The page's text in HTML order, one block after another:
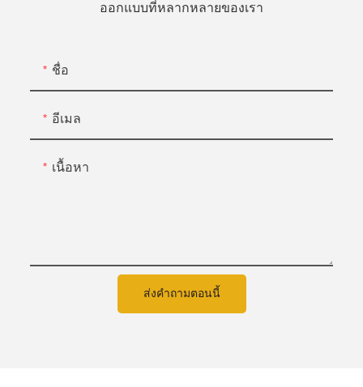
ออกแบบที่หลากหลายของเรา
ชื่อ
อีเมล
เนื้อหา
ส่งคำถามตอนนี้